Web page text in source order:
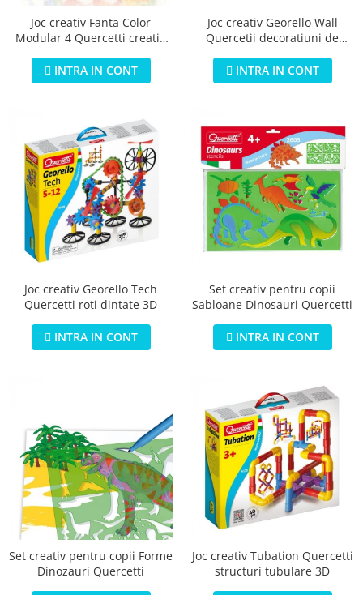
Joc creativ Fanta Color
Modular 4 Quercetti creatie
INTRA IN CONT
Joc creativ Georello Wall
Quercetii decoratiuni de
INTRA IN CONT
Joc creativ Georello Tech
Quercetti roti dintate 3D
INTRA IN CONT
Set creativ pentru copii
Sabloane Dinosauri Quercetti
INTRA IN CONT
Set creativ pentru copii Forme
Dinozauri Quercetti
Joc creativ Tubation Quercetti
structuri tubulare 3D